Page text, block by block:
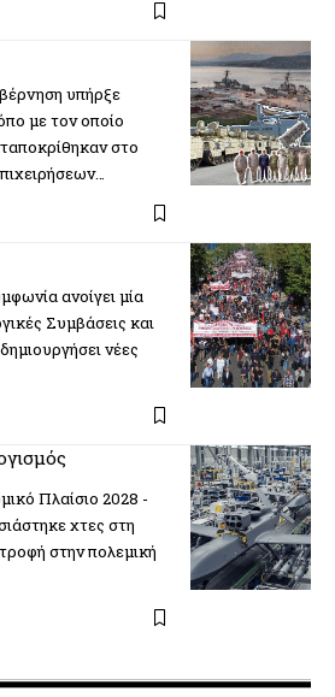
υπήρξε
με τον οποίο
στο
ανοίγει μία
Συμβάσεις και
νέες
Πλαίσιο 2028 -
χτες στη
στην πολεμική